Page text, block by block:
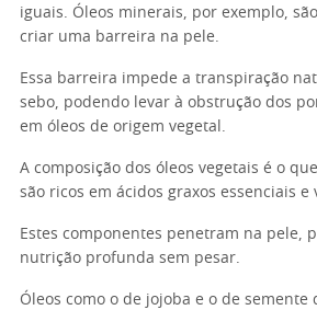
iguais. Óleos minerais, por exemplo,
criar uma barreira na pele.
Essa barreira impede a transpiração
sebo, podendo levar à obstrução dos
em óleos de origem vegetal.
A composição dos óleos vegetais é o
são ricos em ácidos graxos essenciais e
Estes componentes penetram na pele,
nutrição profunda sem pesar.
Óleos como o de jojoba e o de semente